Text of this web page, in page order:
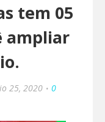
tem 05
ampliar
25, 2020
0